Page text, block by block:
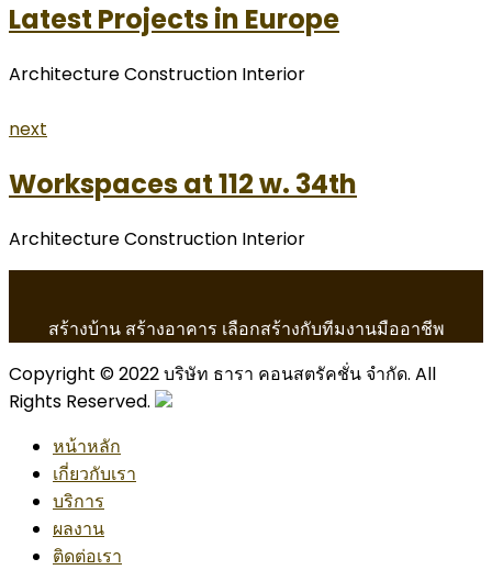
Latest Projects in Europe
Architecture Construction Interior
next
Workspaces at 112 w. 34th
Architecture Construction Interior
สร้างบ้าน สร้างอาคาร เลือกสร้างกับทีมงานมืออาชีพ
Copyright © 2022 บริษัท ธารา คอนสตรัคชั่น จำกัด. All
Rights Reserved.
หน้าหลัก
เกี่ยวกับเรา
บริการ
ผลงาน
ติดต่อเรา